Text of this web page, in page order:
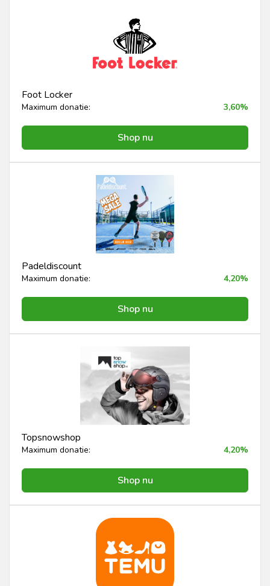
Foot Locker
Maximum donatie: 3,60%
Shop nu
Padeldiscount
Maximum donatie: 4,20%
Shop nu
Topsnowshop
Maximum donatie: 4,20%
Shop nu